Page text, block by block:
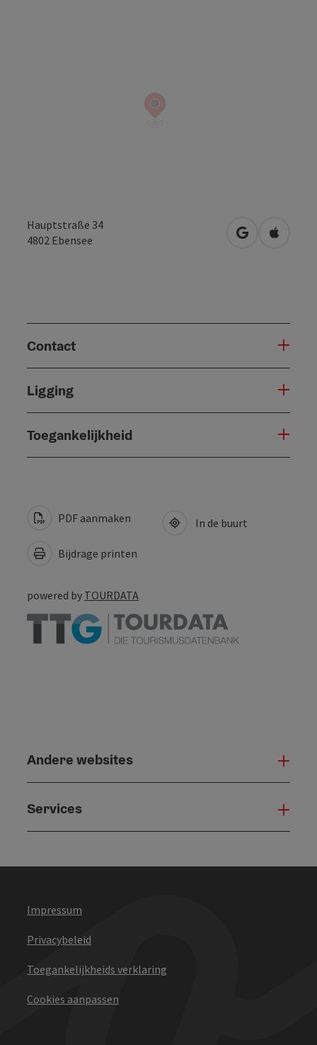
Hauptstraße 34
4802 Ebensee Openen in
Contact
Ligging
Toegankelijkheid
PDF aanmaken
Bijdrage printen
In de buurt
powered by TOURDATA
Andere websites
Services
Impressum
Privacybeleid
Toegankelijkheids verklaring
Cookies aanpassen